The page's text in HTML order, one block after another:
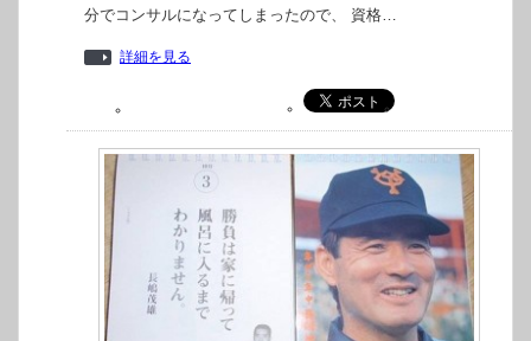
分でコンサルになってしまったので、 資格…
詳細を見る